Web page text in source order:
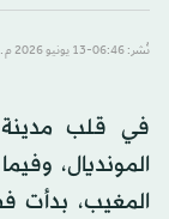
نُشر: 06:46-13 يونيو 2026 م ـ 28 ذو الحِجّة 1447 هـ
في قلب مدينة
المونديال،
المغيب، بدأت